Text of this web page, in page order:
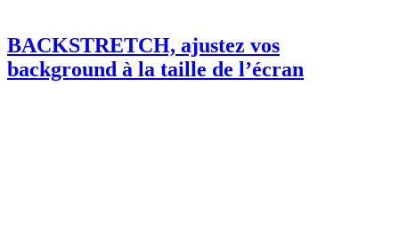
BACKSTRETCH, ajustez vos
background à la taille de l’écran